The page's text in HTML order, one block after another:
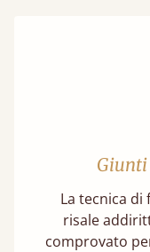
Giunti
La tecnica
risale
comprovato